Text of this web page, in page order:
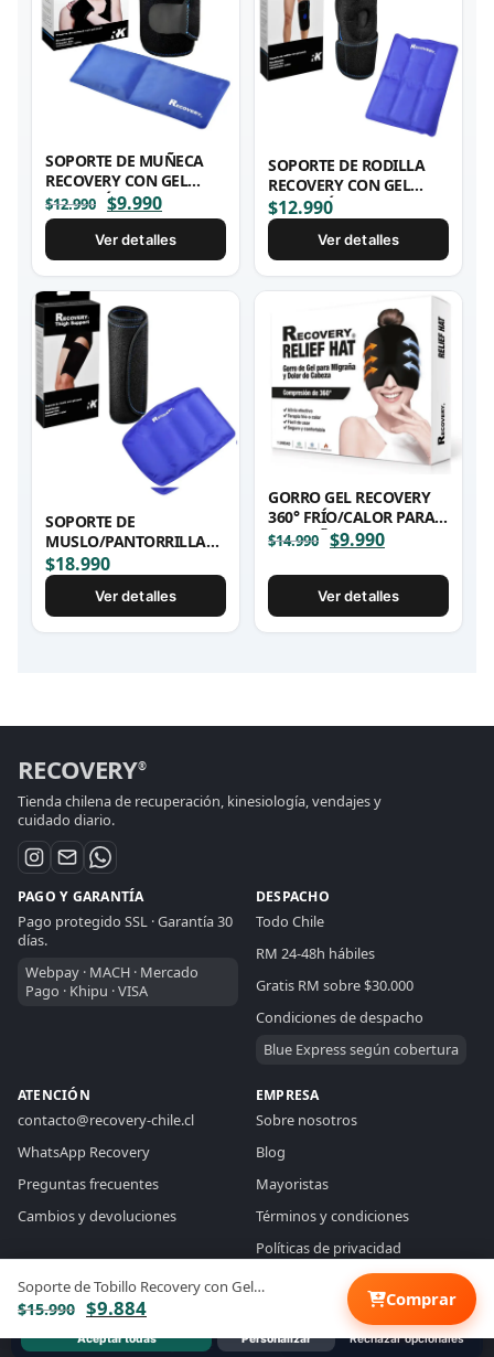
×
Usamos cookies para mejorar experiencia y medición. Necesitamos tu
consentimiento.Más info
Aceptar todas Personalizar Rechazar opcionales
Soporte de Tobillo Recovery con Gel…
$15.990 El
original
$9.884El
actual
Comprar
SOPORTE DE MUÑECA
RECOVERY CON GEL
PACK FRÍO/CALOR
$12.990 El
precio
original
era:
$12.990.
$9.990El
precio
actual
es:
$9.990.
Ver detalles
SOPORTE DE RODILLA
RECOVERY CON GEL
PACK FRÍO/CALOR
$12.990
Ver detalles
SOPORTE DE
MUSLO/PANTORRILLA
RECOVERY CON GEL
PACK FRÍO/CALOR
$18.990
Ver detalles
GORRO GEL RECOVERY
360° FRÍO/CALOR PARA
MIGRAÑA
$14.990 El
original
era:
$14.990.
$9.990El
actual
es:
$9.990.
Ver detalles
RECOVERY®
Tienda chilena de recuperación, kinesiología, vendajes y
cuidado diario.
PAGO Y GARANTÍA
Pago protegido SSL · Garantía 30
días.
Webpay · MACH · Mercado
Pago · Khipu · VISA
DESPACHO
Todo Chile
RM 24-48h hábiles
Gratis RM sobre $30.000
Condiciones de despacho
Blue Express según cobertura
ATENCIÓN
contacto@recovery-chile.cl
WhatsApp Recovery
Preguntas frecuentes
Cambios y devoluciones
EMPRESA
Sobre nosotros
Blog
Mayoristas
Términos y condiciones
Políticas de privacidad
© 2026 Recovery Chile · Todos los derechos reservados
¿Necesitas ayuda?
RECOVERY CHILE
ASISTENTE DE VENTAS
Hola. Resolveré tu consulta aquí: puedo ayudarte
a elegir productos, comparar opciones, revisar
medidas, despachos, pagos o compras
mayoristas.